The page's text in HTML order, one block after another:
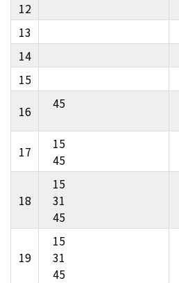
12
13
14
15
16
17
18
19
45
15
45
15
31
45
15
31
45